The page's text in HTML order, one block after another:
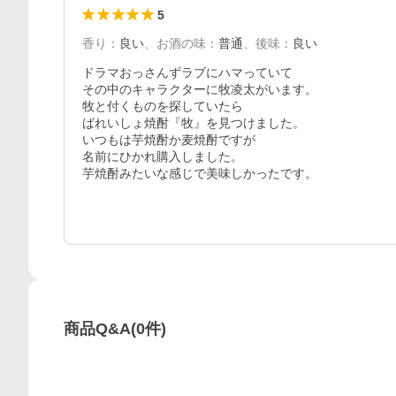
5
香り ： 良い お酒の味 ： 普通 後味 ： 良い
ドラマおっさんずラブにハマっていて
その中のキャラクターに牧凌太がいます。
牧と付くものを探していたら
ばれいしょ焼酎『牧』を見つけました。
いつもは芋焼酎か麦焼酎ですが
名前にひかれ購入しました。
芋焼酎みたいな感じで美味しかったです。
商品Q&A(0件)